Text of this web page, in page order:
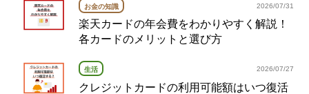
お金の知識 2026/07/31
楽天カードの年会費をわかりやすく解説！
各カードのメリットと選び方
生活 2026/07/27
クレジットカードの利用可能額はいつ復活